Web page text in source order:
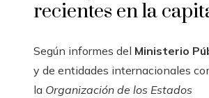
recientes en la
Según informes del Ministerio
y de entidades internacionales
la Organización de los Estados